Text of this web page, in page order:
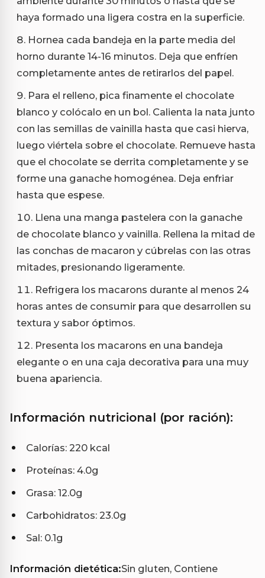
haya formado una ligera costra en la superficie.
Hornea cada bandeja en la parte media del
horno durante 14-16 minutos. Deja que enfríen
completamente antes de retirarlos del papel.
Para el relleno, pica finamente el chocolate
blanco y colócalo en un bol. Calienta la nata junto
con las semillas de vainilla hasta que casi hierva,
luego viértela sobre el chocolate. Remueve hasta
que el chocolate se derrita completamente y se
forme una ganache homogénea. Deja enfriar
hasta que espese.
Llena una manga pastelera con la ganache
de chocolate blanco y vainilla. Rellena la mitad de
las conchas de macaron y cúbrelas con las otras
mitades, presionando ligeramente.
Refrigera los macarons durante al menos 24
horas antes de consumir para que desarrollen su
textura y sabor óptimos.
Presenta los macarons en una bandeja
elegante o en una caja decorativa para una muy
buena apariencia.
Información nutricional (por ración):
Calorías: 220 kcal
Proteínas: 4.0g
Grasa: 12.0g
Carbohidratos: 23.0g
Sal: 0.1g
Información dietética:Sin gluten, Contiene